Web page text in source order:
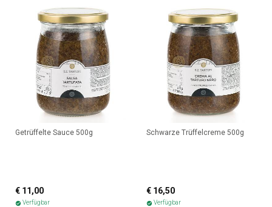
Getrüffelte Sauce 500g
€ 11,00
check_circle Verfügbar
Schwarze Trüffelcreme 500g
€ 16,50
check_circle Verfügbar